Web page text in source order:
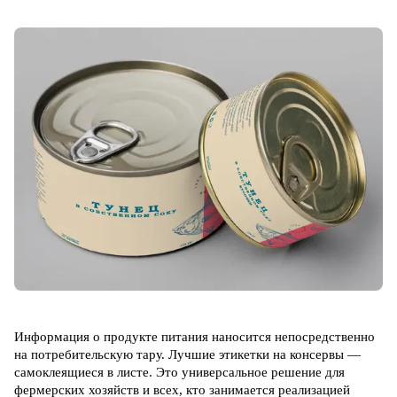
Информация о продукте питания наносится непосредственно
на потребительскую тару. Лучшие этикетки на консервы —
самоклеящиеся в листе. Это универсальное решение для
фермерских хозяйств и всех, кто занимается реализацией